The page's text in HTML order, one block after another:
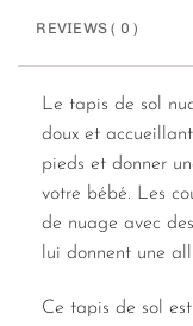
REVIEWS ( 0 )
Le tapis de sol
doux et
pieds et donner
votre bébé. Les
de nuage avec
lui donnent une
Ce tapis de sol